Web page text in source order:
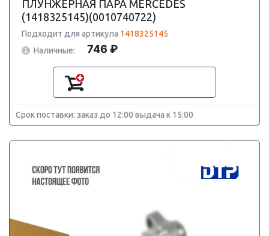
ПЛУНЖЕРНАЯ ПАРА MERCEDES
(1418325145)(0010740722)
Подходит для артикула 1418325145
Наличные:
746 ₽
Срок поставки: заказ до 12:00 выдача к 15:00